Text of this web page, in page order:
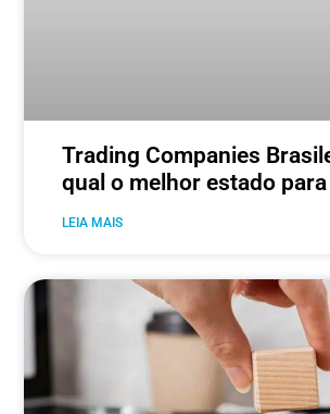
Trading Companies
qual o melhor estado
LEIA MAIS